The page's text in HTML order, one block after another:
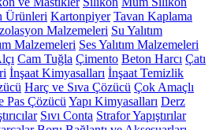
Ürünleri Kartonpiyer Tavan Kaplama
Malzemeleri Su Yalıtım
Malzemeleri Ses Yalıtım Malzemeleri
Cam Tuğla Çimento Beton Harcı Çatı
İnşaat Kimyasalları İnşaat Temizlik
Harç ve Sıva Çözücü Çok Amaçlı
Pas Çözücü Yapı Kimyasalları Derz
Sıvı Conta Strafor Yapıştırılar